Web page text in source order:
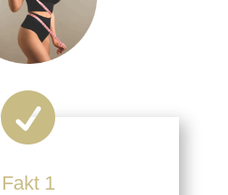

Fakt 1